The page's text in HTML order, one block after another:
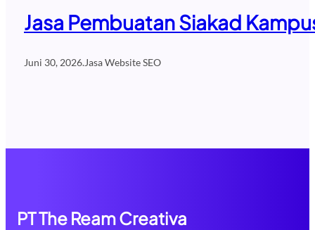
Jasa Pembuatan Siakad
Juni 30, 2026.Jasa Website SEO
PT The Ream Creativa